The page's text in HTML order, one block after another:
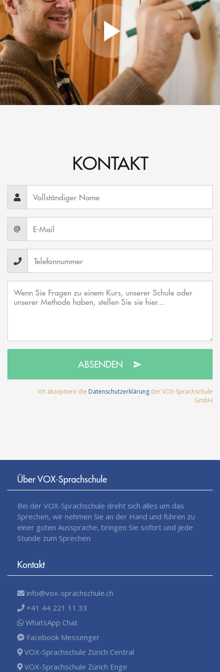
KONTAKT
@
ABSENDEN
Ich akzeptiere die Datenschutzerklärung der VOX-Sprachschule
GmbH
Über VOX-Sprachschule
Bei der VOX-Sprachschule dreht sich alles um das
Sprechen, wir nehmen Sie an der Hand und führen zu
einer guten Aussprache, bringen Sie sofort und jede
Stunde zum Sprechen.
Kontakt
info@vox-sprachschule.ch
+41 44 221 11 33
WhatsApp Chat
Facebook Messenger
VOX-Sprachschule Zürich Central
VOX-Sprachschule Zürich Enge